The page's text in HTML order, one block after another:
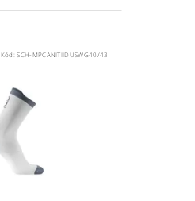
Kód:SCH-MPCANITIIDUSWG40/43